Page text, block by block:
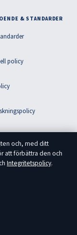
& STANDARDER
policy
och, med ditt
att förbättra den och
Integritetspolicy.